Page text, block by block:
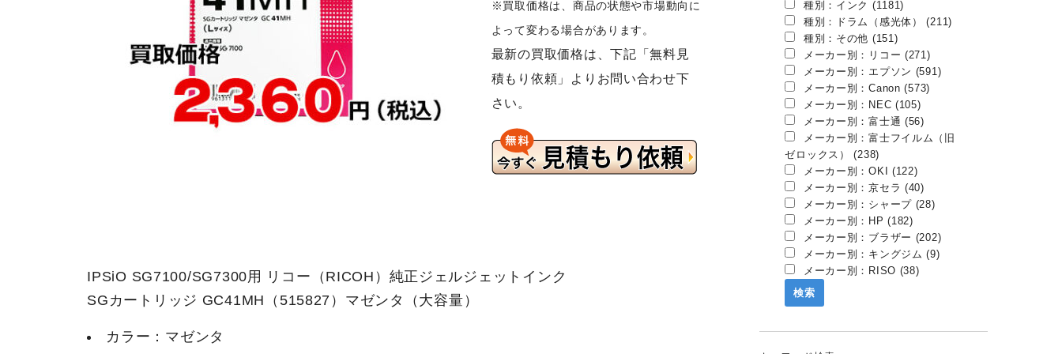
※買取価格は、商品の状態や市場動向に
よって変わる場合があります。
最新の買取価格は、下記「無料見
積もり依頼」よりお問い合わせ下
さい。
IPSiO SG7100/SG7300用 リコー（RICOH）純正ジェルジェットインク
SGカートリッジ GC41MH（515827）マゼンタ（大容量）
カラー：マゼンタ
種別：インク (1181)
種別：ドラム（感光体） (211)
種別：その他 (151)
メーカー別：リコー (271)
メーカー別：エプソン (591)
メーカー別：Canon (573)
メーカー別：NEC (105)
メーカー別：富士通 (56)
メーカー別：富士フイルム（旧
ゼロックス） (238)
メーカー別：OKI (122)
メーカー別：京セラ (40)
メーカー別：シャープ (28)
メーカー別：HP (182)
メーカー別：ブラザー (202)
メーカー別：キングジム (9)
メーカー別：RISO (38)